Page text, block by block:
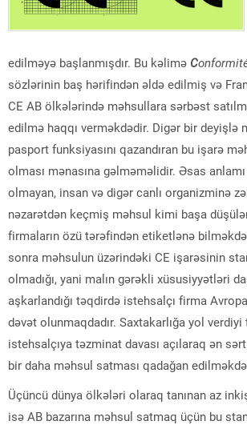
edilməyə başlanmışdır. Bu kəlimə C
sözlərinin baş hərifindən əldə edilmiş və
CE AB ölkələrində məhsullara sərbəst
edilmə haqqı verməkdədir. Digər bir deyişlə
pasport funksiyasını qazandıran bu işarə
olması mənasına gəlməməlidir. Əsas
olmayan, insan və digər canlı organizminə
nəzarətdən keçmiş məhsul kimi başa
firmaların özü tərəfindən etiketlənə
sonra məhsulun üzərindəki CE işarəsinin
olmadığı, yani malın gərəkli xüsusiyyətləri
aşkarlandığı təqdirdə istehsalçı firma
dəvət olunmaqdadır. Saxtakarlığa yol
istehsalçıya təzminat davası açılaraq ən
bir daha məhsul satması qadağan
Üçüncü dünya ölkələri olaraq tanınan az
isə AB bazarına məhsul satmaq üçün bu